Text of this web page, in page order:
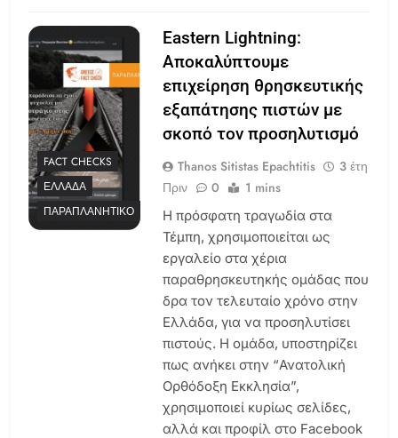
FACT CHECKS
ΕΛΛΆΔΑ
ΠΑΡΑΠΛΑΝΗΤΙΚΌ
Eastern Lightning:
Αποκαλύπτουμε
επιχείρηση θρησκευτικής
εξαπάτησης πιστών με
σκοπό τον προσηλυτισμό
Thanos Sitistas Epachtitis
3 έτη
Πριν
0 1 mins
Η πρόσφατη τραγωδία στα
Τέμπη, χρησιμοποιείται ως
εργαλείο στα χέρια
παραθρησκευτηκής ομάδας που
δρα τον τελευταίο χρόνο στην
Ελλάδα, για να προσηλυτίσει
πιστούς. Η ομάδα, υποστηρίζει
πως ανήκει στην “Ανατολική
Ορθόδοξη Εκκλησία”,
χρησιμοποιεί κυρίως σελίδες,
αλλά και προφίλ στο Facebook